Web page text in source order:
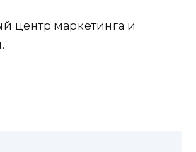
центр маркетинга и